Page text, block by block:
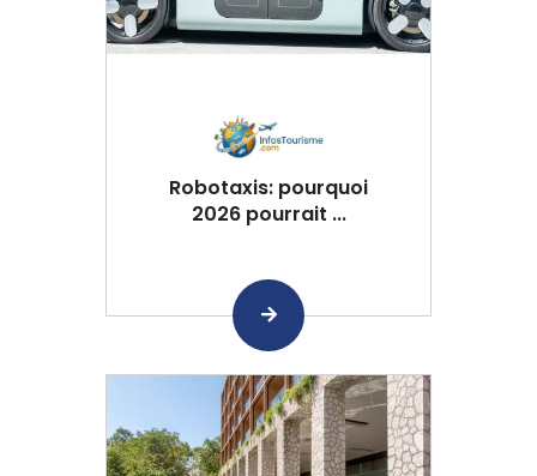
Robotaxis: pourquoi
2026 pourrait ...